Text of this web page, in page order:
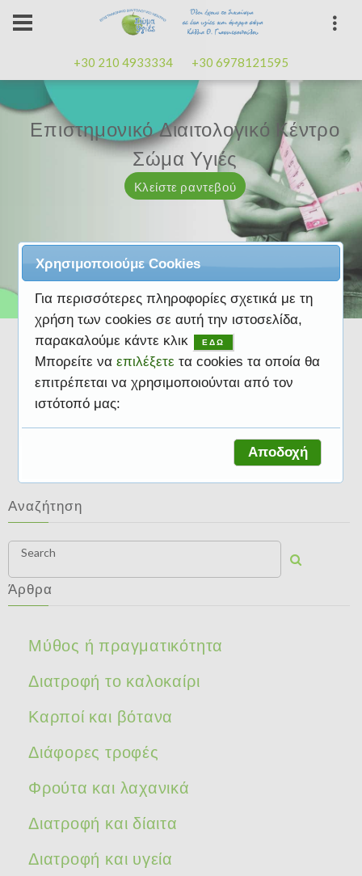
+30 210 4933334 +30 6978121595
Επαγγελματισμός, εμπειρίακαλή
διάθεση
Κλείστε ραντεβού
Επιστημονικό Διαιτολογικό Κέντρο
Σώμα Υγιές
Κλείστε ραντεβού
Μαζί μας μπορείτε
Κλείστε ραντεβού
Επαγγελματισμός, εμπειρίακαλή
διάθεση
Κλείστε ραντεβού
Επιστημονικό Διαιτολογικό Κέντρο
Σώμα Υγιές
Κλείστε ραντεβού
Καρποί και βότανα
Αναζήτηση
Search
Άρθρα
Μύθος ή πραγματικότητα
Διατροφή το καλοκαίρι
Καρποί και βότανα
Διάφορες τροφές
Φρούτα και λαχανικά
Διατροφή και δίαιτα
Διατροφή και υγεία
Χρησιμοποιούμε Cookies
Για περισσότερες πληροφορίες σχετικά με τη
χρήση των cookies σε αυτή την ιστοσελίδα,
παρακαλούμε κάντε κλικ
ΕΔΩ
Μπορείτε να επιλέξετε τα cookies τα οποία θα
επιτρέπεται να χρησιμοποιούνται από τον
ιστότοπό μας:
Αποδοχή